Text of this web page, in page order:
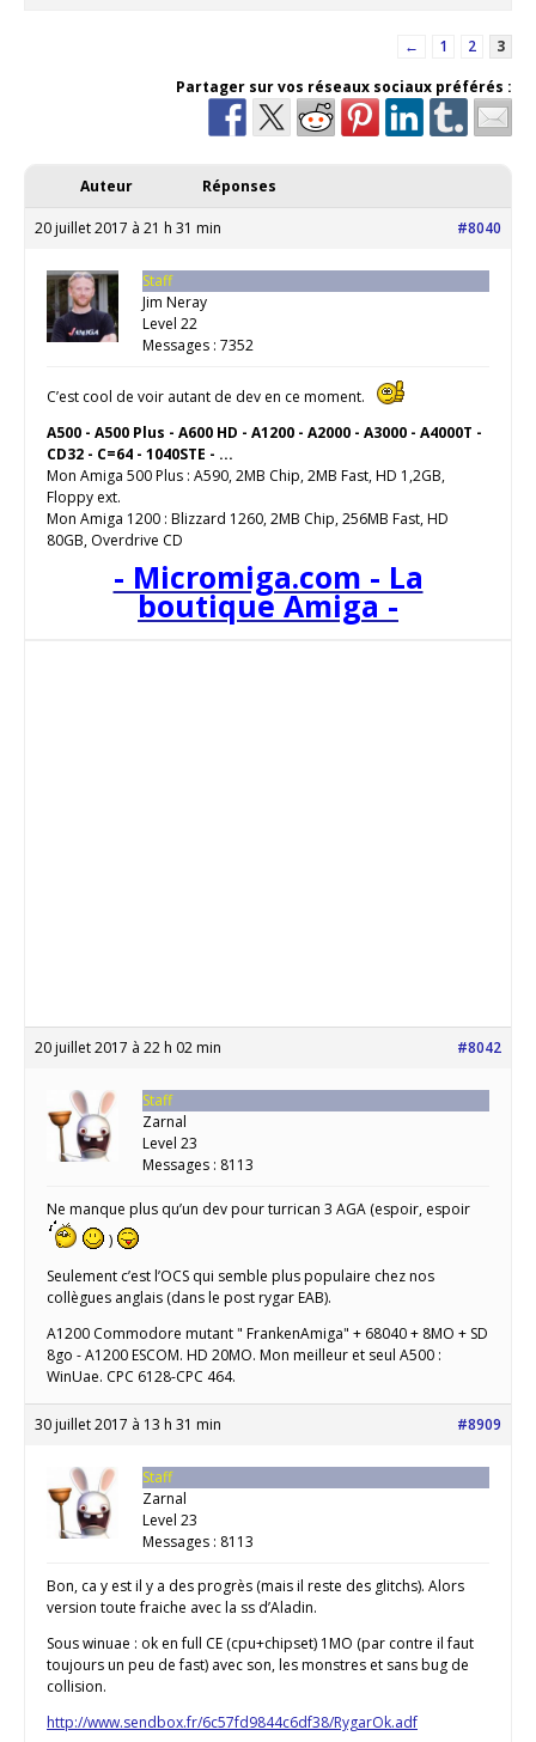
← 1 2
3
Partager sur vos réseaux sociaux préférés :
Auteur Réponses
20 juillet 2017 à 21 h 31 min #8040
Staff
Jim Neray
Level 22
Messages : 7352
C’est cool de voir autant de dev en ce moment.
A500 - A500 Plus - A600 HD - A1200 - A2000 - A3000 - A4000T -
CD32 - C=64 - 1040STE - ...
Mon Amiga 500 Plus : A590, 2MB Chip, 2MB Fast, HD 1,2GB,
Floppy ext.
Mon Amiga 1200 : Blizzard 1260, 2MB Chip, 256MB Fast, HD
80GB, Overdrive CD
- Micromiga.com - La
boutique Amiga -
20 juillet 2017 à 22 h 02 min #8042
Staff
Zarnal
Level 23
Messages : 8113
Ne manque plus qu’un dev pour turrican 3 AGA (espoir, espoir
)
Seulement c’est l’OCS qui semble plus populaire chez nos
collègues anglais (dans le post rygar EAB).
A1200 Commodore mutant " FrankenAmiga" + 68040 + 8MO + SD
8go - A1200 ESCOM. HD 20MO. Mon meilleur et seul A500 :
WinUae. CPC 6128-CPC 464.
30 juillet 2017 à 13 h 31 min #8909
Staff
Zarnal
Level 23
Messages : 8113
Bon, ca y est il y a des progrès (mais il reste des glitchs). Alors
version toute fraiche avec la ss d’Aladin.
Sous winuae : ok en full CE (cpu+chipset) 1MO (par contre il faut
toujours un peu de fast) avec son, les monstres et sans bug de
collision.
http://www.sendbox.fr/6c57fd9844c6df38/RygarOk.adf